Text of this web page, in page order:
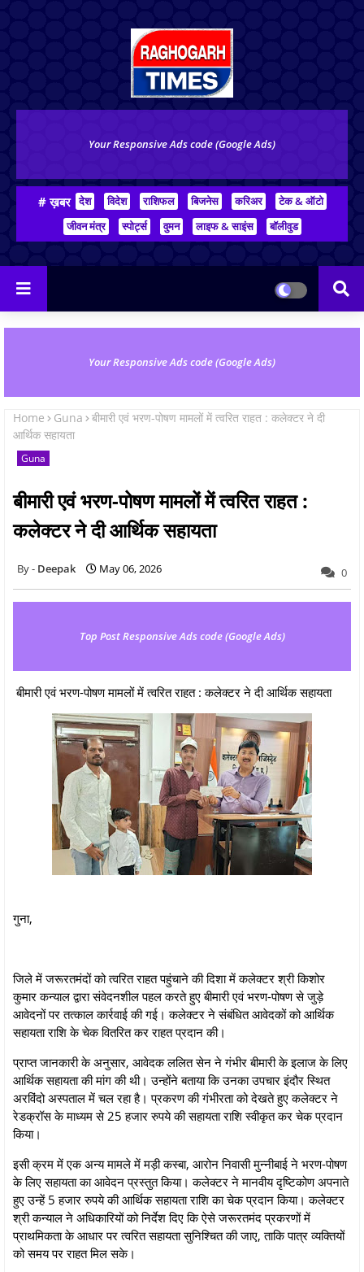
Your Responsive Ads code (Google Ads)
# ख़बर देश विदेश राशिफल बिजनेस करिअर
टेक & ऑटो
जीवन मंत्र
स्पोर्ट्स वुमन लाइफ & साइंस बॉलीवुड
Your Responsive Ads code (Google Ads)
Home Guna
बीमारी एवं भरण-पोषण मामलों में त्वरित राहत : कलेक्टर ने दी
आर्थिक सहायता
Guna
बीमारी एवं भरण-पोषण मामलों में त्वरित राहत :
कलेक्टर ने दी आर्थिक सहायता
Deepak May 06, 2026 0
Top Post Responsive Ads code (Google Ads)
बीमारी एवं भरण-पोषण मामलों में त्वरित राहत : कलेक्टर ने दी आर्थिक सहायता
गुना,
जिले में जरूरतमंदों को त्वरित राहत पहुंचाने की दिशा में कलेक्टर श्री किशोर
कुमार कन्‍याल द्वारा संवेदनशील पहल करते हुए बीमारी एवं भरण-पोषण से जुड़े
आवेदनों पर तत्काल कार्रवाई की गई। कलेक्टर ने संबंधित आवेदकों को आर्थिक
सहायता राशि के चेक वितरित कर राहत प्रदान की।
प्राप्त जानकारी के अनुसार, आवेदक ललित सेन ने गंभीर बीमारी के इलाज के लिए
आर्थिक सहायता की मांग की थी। उन्होंने बताया कि उनका उपचार इंदौर स्थित
अरविंदो अस्पताल में चल रहा है। प्रकरण की गंभीरता को देखते हुए कलेक्टर ने
रेडक्रॉस के माध्यम से 25 हजार रुपये की सहायता राशि स्वीकृत कर चेक प्रदान
किया।
इसी क्रम में एक अन्य मामले में मड़ी कस्बा, आरोन निवासी मुन्नीबाई ने भरण-पोषण
के लिए सहायता का आवेदन प्रस्तुत किया। कलेक्टर ने मानवीय दृष्टिकोण अपनाते
हुए उन्हें 5 हजार रुपये की आर्थिक सहायता राशि का चेक प्रदान किया। कलेक्टर
श्री कन्‍याल ने अधिकारियों को निर्देश दिए कि ऐसे जरूरतमंद प्रकरणों में
प्राथमिकता के आधार पर त्वरित सहायता सुनिश्चित की जाए, ताकि पात्र व्यक्तियों
को समय पर राहत मिल सके।